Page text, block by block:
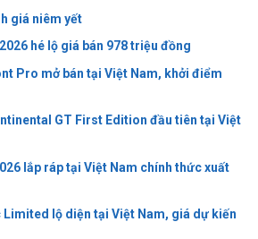
giá niêm yết
hé lộ giá bán 978 triệu đồng
Pro mở bán tại Việt Nam, khởi điểm
GT First Edition đầu tiên tại Việt
lắp ráp tại Việt Nam chính thức xuất
Limited lộ diện tại Việt Nam, giá dự kiến